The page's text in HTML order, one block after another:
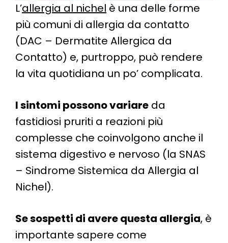
L’allergia al nichel è una delle forme
più comuni di allergia da contatto
(DAC – Dermatite Allergica da
Contatto) e, purtroppo, può rendere
la vita quotidiana un po’ complicata.
I sintomi possono variare da
fastidiosi pruriti a reazioni più
complesse che coinvolgono anche il
sistema digestivo e nervoso (la SNAS
– Sindrome Sistemica da Allergia al
Nichel).
Se sospetti di avere questa allergia, è
importante sapere come